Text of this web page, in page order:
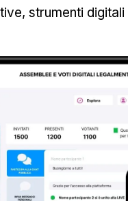
strumenti